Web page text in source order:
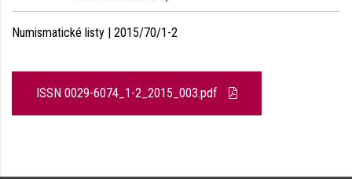
Numismatické listy | 2015/70/1-2
ISSN 0029-6074_1-2_2015_003.pdf